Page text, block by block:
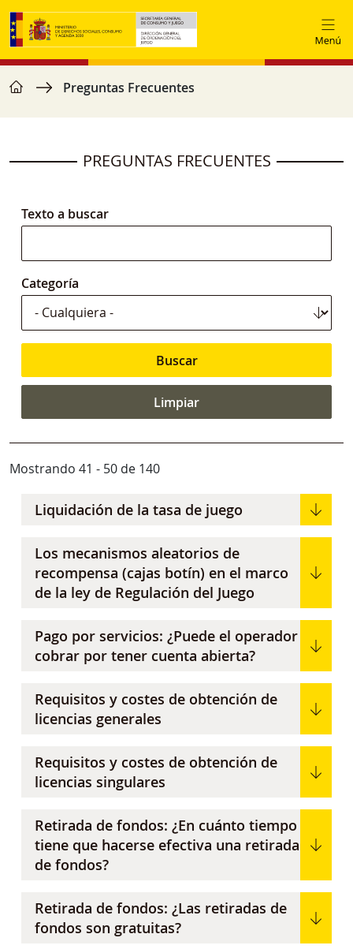
Pasar al contenido principal
Ruta de navegación
home Preguntas Frecuentes
PREGUNTAS FRECUENTES
Texto a buscar
Categoría
Mostrando 41 - 50 de 140
Liquidación de la tasa de juego
Los mecanismos aleatorios de
recompensa (cajas botín) en el marco
de la ley de Regulación del Juego
Pago por servicios: ¿Puede el operador
cobrar por tener cuenta abierta?
Requisitos y costes de obtención de
licencias generales
Requisitos y costes de obtención de
licencias singulares
Retirada de fondos: ¿En cuánto tiempo
tiene que hacerse efectiva una retirada
de fondos?
Retirada de fondos: ¿Las retiradas de
fondos son gratuitas?